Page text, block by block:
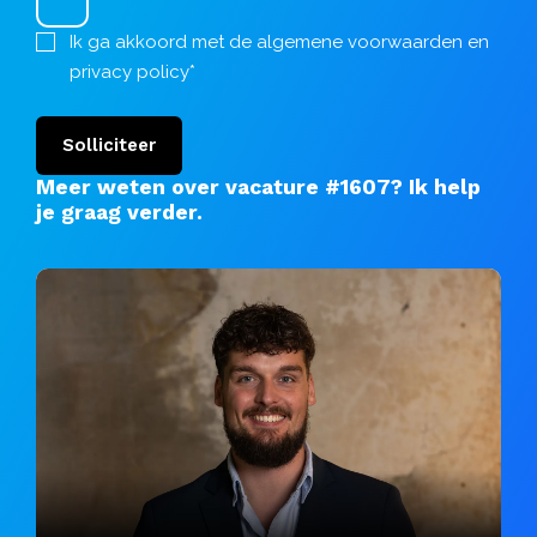
Ik ga akkoord met de algemene voorwaarden en
privacy policy*
Solliciteer
Meer weten over vacature #1607? Ik help
je graag verder.